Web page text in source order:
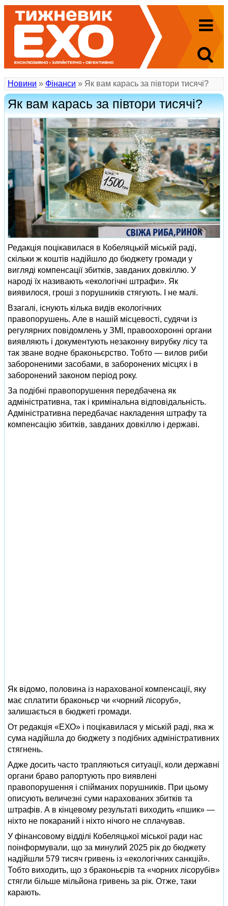
Новини » Фінанси » Як вам карась за півтори тисячі?
Як вам карась за півтори тисячі?
Редакція поцікавилася в Кобеляцькій міській раді,
скільки ж коштів надійшло до бюджету громади у
вигляді компенсації збитків, завданих довкіллю. У
народі їх називають «екологічні штрафи». Як
виявилося, гроші з порушників стягують. І не малі.
Взагалі, існують кілька видів екологічних
правопорушень. Але в нашій місцевості, судячи із
регулярних повідомлень у ЗМІ, правоохоронні органи
виявляють і документують незаконну вирубку лісу та
так зване водне браконьєрство. Тобто — вилов риби
забороненими засобами, в заборонених місцях і в
заборонений законом період року.
За подібні правопорушення передбачена як
адміністративна, так і кримінальна відповідальність.
Адміністративна передбачає накладення штрафу та
компенсацію збитків, завданих довкіллю і державі.
Як відомо, половина із нарахованої компенсації, яку
має сплатити браконьєр чи «чорний лісоруб»,
залишається в бюджеті громади.
От редакція «ЕХО» і поцікавилася у міській раді, яка ж
сума надійшла до бюджету з подібних адміністративних
стягнень.
Адже досить часто трапляються ситуації, коли державні
органи браво рапортують про виявлені
правопорушення і спійманих порушників. При цьому
описують величезні суми нарахованих збитків та
штрафів. А в кінцевому результаті виходить «пшик» —
ніхто не покараний і ніхто нічого не сплачував.
У фінансовому відділі Кобеляцької міської ради нас
поінформували, що за минулий 2025 рік до бюджету
надійшли 579 тисяч гривень із «екологічних санкцій».
Тобто виходить, що з браконьєрів та «чорних лісорубів»
стягли більше мільйона гривень за рік. Отже, таки
карають.